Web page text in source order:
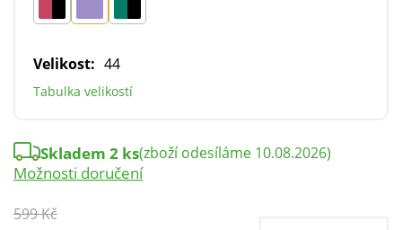
Velikost: 44
Tabulka velikostí
599 Kč
Skladem 2 ks(zboží odesíláme 10.08.2026)
Možnosti doručení